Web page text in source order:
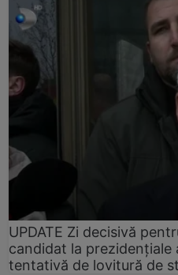
UPDATE Zi decisivă
candidat la
tentativă de lovitură de